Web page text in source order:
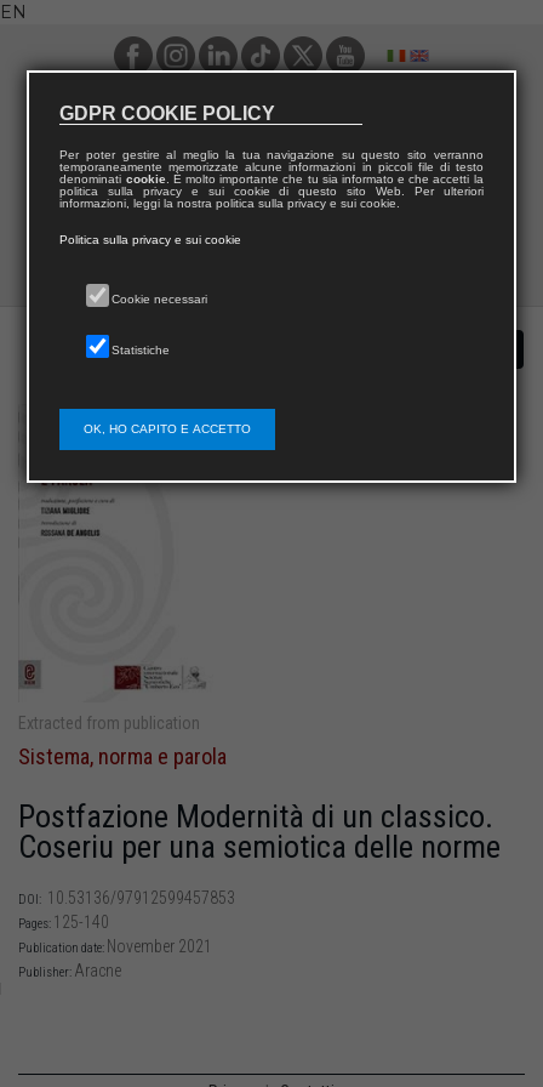
EN
Extracted from publication
Sistema, norma e parola
Postfazione Modernità di un classico.
Coseriu per una semiotica delle norme
DOI: 10.53136/97912599457853
Pages: 125-140
Publication date: November 2021
Publisher: Aracne
GDPR COOKIE POLICY
Per poter gestire al meglio la tua navigazione su questo sito verranno
temporaneamente memorizzate alcune informazioni in piccoli file di testo
denominati cookie. È molto importante che tu sia informato e che accetti la
politica sulla privacy e sui cookie di questo sito Web. Per ulteriori
informazioni, leggi la nostra politica sulla privacy e sui cookie.
Politica sulla privacy e sui cookie
Cookie necessari
Statistiche
OK, HO CAPITO E ACCETTO